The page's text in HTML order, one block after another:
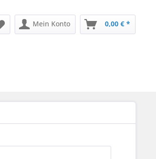
Mein Konto 0,00 € *